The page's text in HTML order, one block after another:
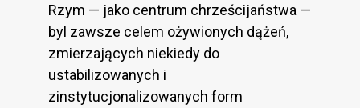
Rzym — jako centrum chrześ­cijaństwa —
byl zawsze celem ożywionych dążeń,
zmierzających nie­kiedy do
ustabilizowanych i
zinstytucjonalizowanych form